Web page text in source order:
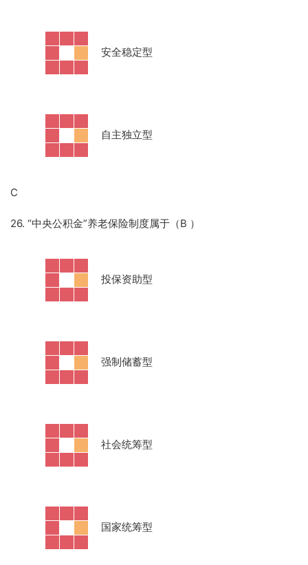
安全稳定型
自主独立型
C
26. “中央公积金”养老保险制度属于（B ）
投保资助型
强制储蓄型
社会统筹型
国家统筹型